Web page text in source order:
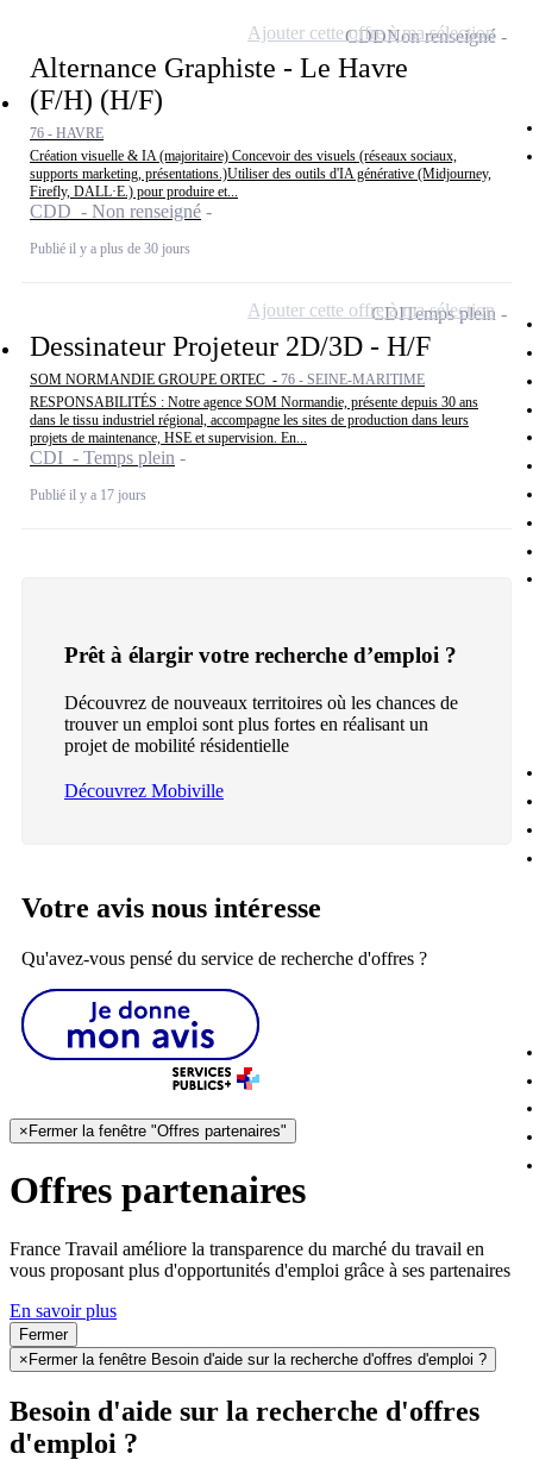
Alternance Graphiste - Le Havre
(F/H) (H/F)
76 - HAVRE
Création visuelle & IA (majoritaire) Concevoir des visuels (réseaux sociaux,
supports marketing, présentations.)Utiliser des outils d'IA générative (Midjourney,
Firefly, DALL·E.) pour produire et...
CDD - Non renseigné
Publié il y a plus de 30 jours
CDDNon renseigné
Ajouter cette offre à ma sélection
Dessinateur Projeteur 2D/3D - H/F
SOM NORMANDIE GROUPE ORTEC - 76 - SEINE-MARITIME
RESPONSABILITÉS : Notre agence SOM Normandie, présente depuis 30 ans
dans le tissu industriel régional, accompagne les sites de production dans leurs
projets de maintenance, HSE et supervision. En...
CDI - Temps plein
Publié il y a 17 jours
CDITemps plein
Ajouter cette offre à ma sélection
Prêt à élargir votre recherche d’emploi ?
Découvrez de nouveaux territoires où les chances de
trouver un emploi sont plus fortes en réalisant un
projet de mobilité résidentielle
Découvrez Mobiville
Votre avis nous intéresse
Qu'avez-vous pensé du service de recherche d'offres ?
× Fermer la fenêtre "Offres partenaires"
Offres partenaires
France Travail améliore la transparence du marché du travail en
vous proposant plus d'opportunités d'emploi grâce à ses partenaires
En savoir plus
Fermer
× Fermer la fenêtre Besoin d'aide sur la recherche d'offres d'emploi ?
Besoin d'aide sur la recherche d'offres
d'emploi ?